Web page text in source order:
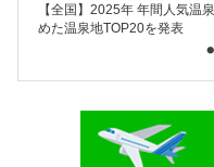
【全国】2025年 年間人気温
めた温泉地TOP20を発表